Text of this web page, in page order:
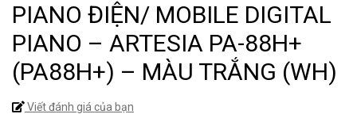
PIANO ĐIỆN/ MOBILE DIGITAL
PIANO – ARTESIA PA-88H+
(PA88H+) – MÀU TRẮNG (WH)
Viết đánh giá của bạn